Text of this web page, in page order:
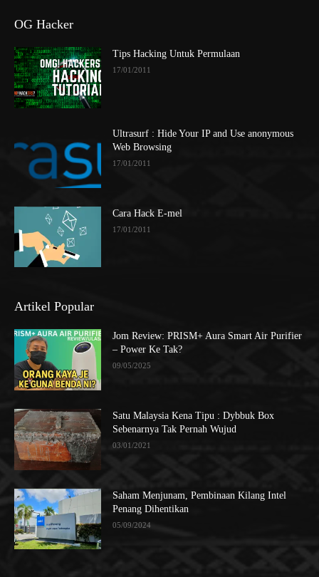
OG Hacker
Tips Hacking Untuk Permulaan
17/01/2011
Ultrasurf : Hide Your IP and Use anonymous
Web Browsing
17/01/2011
Cara Hack E-mel
17/01/2011
Artikel Popular
Jom Review: PRISM+ Aura Smart Air Purifier
– Power Ke Tak?
09/05/2025
Satu Malaysia Kena Tipu : Dybbuk Box
Sebenarnya Tak Pernah Wujud
03/01/2021
Saham Menjunam, Pembinaan Kilang Intel
Penang Dihentikan
05/09/2024